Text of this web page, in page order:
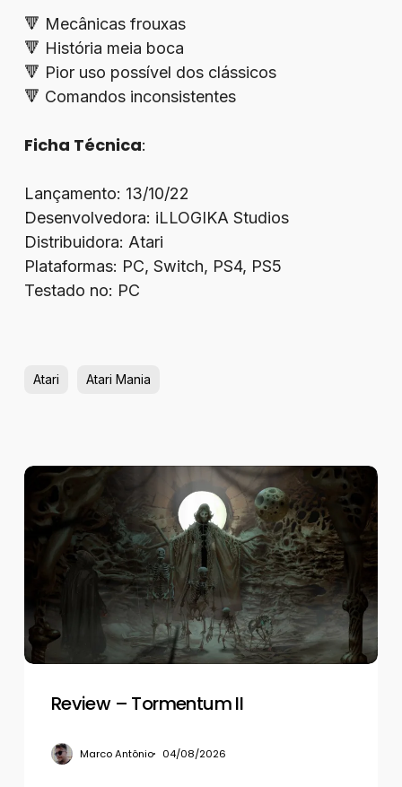
🔻 Mecânicas frouxas
🔻 História meia boca
🔻 Pior uso possível dos clássicos
🔻 Comandos inconsistentes
Ficha Técnica:
Lançamento: 13/10/22
Desenvolvedora: iLLOGIKA Studios
Distribuidora: Atari
Plataformas: PC, Switch, PS4, PS5
Testado no: PC
Atari Atari Mania
Review
Tormentum
Review – Tormentum II
Marco Antônio 04/08/2026